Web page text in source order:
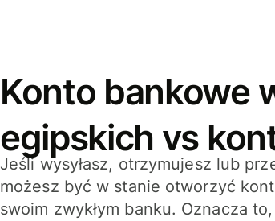
Konto bankowe
egipskich vs
Jeśli wysyłasz, otrzymujesz lub
możesz być w stanie otworzyć
swoim zwykłym banku. Oznacza